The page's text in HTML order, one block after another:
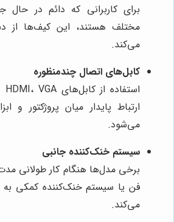
برای کاربرانی که دائم در
مختلف هستند، این کیف‌ها از
می‌کند.
کابل‌های اتصال چندمنظوره
ارتباط پایدار میان پروژکتور و
می‌شود.
سیستم خنک‌کننده جانبی
برخی مدل‌ها هنگام کار طولانی
فن یا سیستم خنک‌کننده کمکی به
می‌کند.